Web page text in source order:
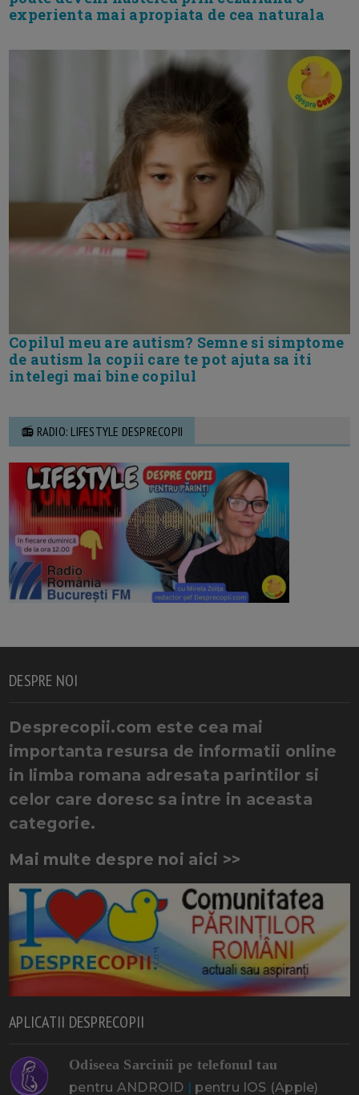
experienta mai apropiata de cea naturala
Copilul meu are autism? Semne si simptome
de autism la copii care te pot ajuta sa iti
intelegi mai bine copilul
📻 RADIO: LIFESTYLE DESPRECOPII
DESPRE NOI
Desprecopii.com este cea mai
importanta resursa de informatii online
in limba romana adresata parintilor si
celor care doresc sa intre in aceasta
categorie.
Mai multe despre noi aici >>
APLICATII DESPRECOPII
Odiseea Sarcinii pe telefonul tau
pentru ANDROID pentru IOS (Apple)